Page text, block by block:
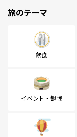
旅のテーマ
飲食
イベント・観戦